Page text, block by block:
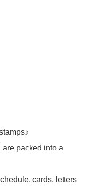
are packed into a
cards, letters